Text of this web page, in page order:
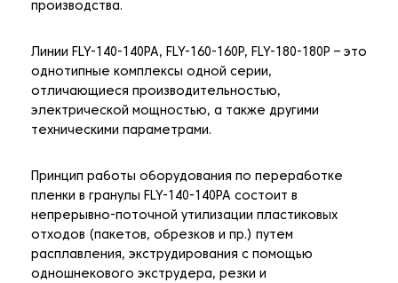
производства.
Линии FLY-140-140PA, FLY-160-160P, FLY-180-180P – это
однотипные комплексы одной серии,
отличающиеся производительностью,
электрической мощностью, а также другими
техническими параметрами.
Принцип работы оборудования по переработке
пленки в гранулы FLY-140-140PA состоит в
непрерывно-поточной утилизации пластиковых
отходов (пакетов, обрезков и пр.) путем
расплавления, экструдирования с помощью
одношнекового экструдера, резки и